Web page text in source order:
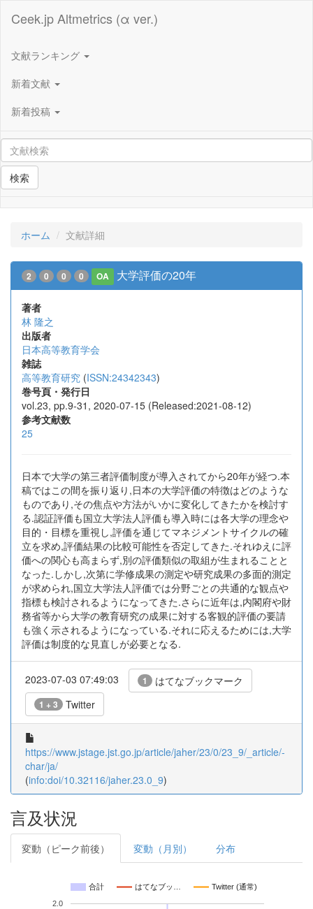
Ceek.jp Altmetrics (α ver.)
文献ランキング
新着文献
新着投稿
検索
ホーム 文献詳細
2 0 0 0 OA 大学評価の20年
著者
林 隆之
出版者
日本高等教育学会
雑誌
高等教育研究 (ISSN:24342343)
巻号頁・発行日
vol.23, pp.9-31, 2020-07-15 (Released:2021-08-12)
参考文献数
25
日本で大学の第三者評価制度が導入されてから20年が経つ.本
稿ではこの間を振り返り,日本の大学評価の特徴はどのような
ものであり,その焦点や方法がいかに変化してきたかを検討す
る.認証評価も国立大学法人評価も導入時には各大学の理念や
目的・目標を重視し,評価を通じてマネジメントサイクルの確
立を求め,評価結果の比較可能性を否定してきた.それゆえに評
価への関心も高まらず,別の評価類似の取組が生まれることと
なった.しかし,次第に学修成果の測定や研究成果の多面的測定
が求められ,国立大学法人評価では分野ごとの共通的な観点や
指標も検討されるようになってきた.さらに近年は,内閣府や財
務省等から大学の教育研究の成果に対する客観的評価の要請
も強く示されるようになっている.それに応えるためには,大学
評価は制度的な見直しが必要となる.
2023-07-03 07:49:03 1 はてなブックマーク
1 + 3 Twitter
https://www.jstage.jst.go.jp/article/jaher/23/0/23_9/_article/-
char/ja/
(info:doi/10.32116/jaher.23.0_9)
言及状況
変動（ピーク前後） 変動（月別） 分布
合計 はてなブッ… Twitter (通常)
2.0